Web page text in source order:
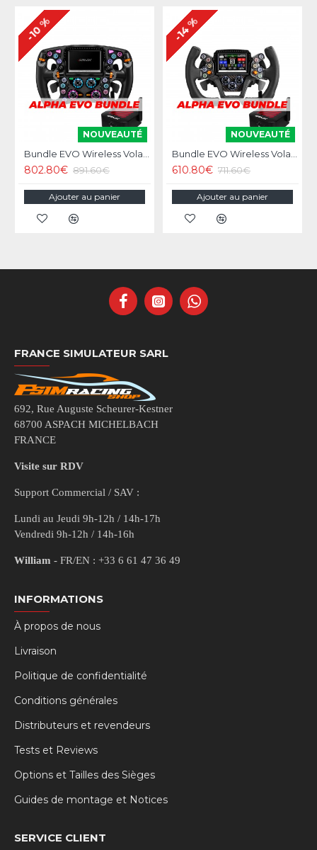
NOUVEAUTÉ
-10 %
802.80€ 891.60€
Ajouter au panier
NOUVEAUTÉ
-14 %
610.80€ 711.60€
Ajouter au panier
FRANCE SIMULATEUR SARL
692, Rue Auguste Scheurer-Kestner
68700 ASPACH MICHELBACH
FRANCE
Visite sur RDV
Support Commercial / SAV :
Lundi au Jeudi 9h-12h / 14h-17h
Vendredi 9h-12h / 14h-16h
William - FR/EN : +33 6 61 47 36 49
INFORMATIONS
À propos de nous
Livraison
Politique de confidentialité
Conditions générales
Distributeurs et revendeurs
Tests et Reviews
Options et Tailles des Sièges
Guides de montage et Notices
SERVICE CLIENT